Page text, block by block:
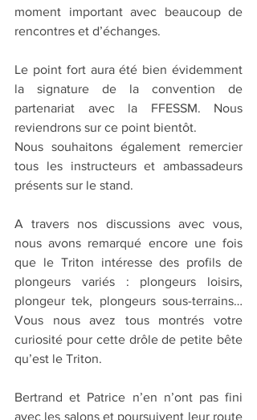
moment important avec beaucoup de
rencontres et d’échanges.
Le point fort aura été bien évidemment
la signature de la convention de
partenariat avec la FFESSM. Nous
reviendrons sur ce point bientôt.
Nous souhaitons également remercier
tous les instructeurs et ambassadeurs
présents sur le stand.
A travers nos discussions avec vous,
nous avons remarqué encore une fois
que le Triton intéresse des profils de
plongeurs variés : plongeurs loisirs,
plongeur tek, plongeurs sous-terrains…
Vous nous avez tous montrés votre
curiosité pour cette drôle de petite bête
qu’est le Triton.
Bertrand et Patrice n’en n’ont pas fini
avec les salons et poursuivent leur route